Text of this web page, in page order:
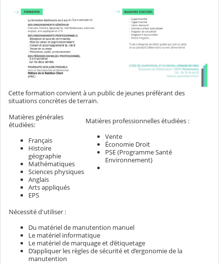
Cette formation convient à un public de jeunes préférant des
situations concrètes de terrain.
Matières générales
étudiées:
Français
Histoire
géographie
Mathématiques
Sciences physiques
Anglais
Arts appliqués
EPS
Matières professionnelles étudiées :
Vente
Économie Droit
PSE (Programme Santé
Environnement)
Nécessité d'utiliser :
Du matériel de manutention manuel
Le matériel informatique
Le matériel de marquage et d’étiquetage
D’appliquer les règles de sécurité et d’ergonomie de la
manutention